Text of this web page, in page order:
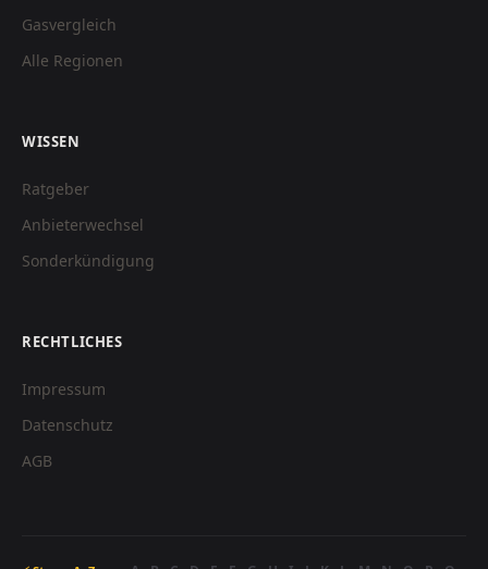
Gasvergleich
Alle Regionen
WISSEN
Ratgeber
Anbieterwechsel
Sonderkündigung
RECHTLICHES
Impressum
Datenschutz
AGB